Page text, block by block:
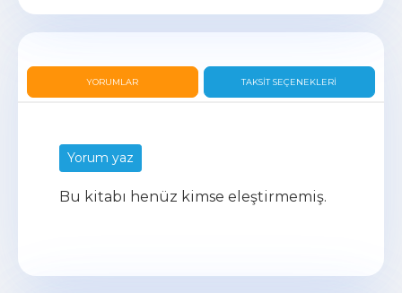
YORUMLAR TAKSIT SEÇENEKLERI
Yorum yaz
Bu kitabı henüz kimse eleştirmemiş.